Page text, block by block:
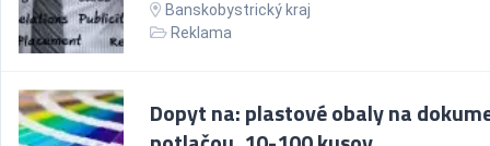
Banskobystrický kraj
Reklama
Dopyt na: plastové obaly na